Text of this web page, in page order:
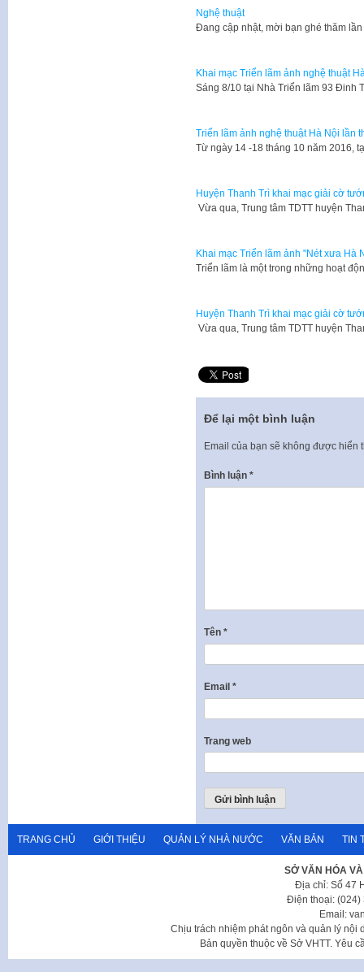
Nghệ thuật
​Đang cập nhật, mời bạn ghé thăm lần
Khai mạc Triển lãm ảnh nghệ thuật
​Sáng 8/10 tại Nhà Triển lãm 93 Đinh
Triển lãm ảnh nghệ thuật Hà Nội lần
Từ ngày 14 -18 tháng 10 năm 2016,
Huyện Thanh Trì khai mạc giải cờ
Vừa qua, Trung tâm TDTT huyện
Khai mạc Triển lãm ảnh "Nét xưa Hà
Triển lãm là một trong những hoạt
Huyện Thanh Trì khai mạc giải cờ
Vừa qua, Trung tâm TDTT huyện
Để lại một bình luận
Email của bạn sẽ không được hiển
Bình luận *
Tên *
Email *
Trang web
TRANG CHỦ GIỚI THIỆU QUẢN LÝ NHÀ NƯỚC VĂN BẢN TIN
SỞ VĂN HÓA
Địa chỉ: Số 47
Điện thoại: (024)
Email:
Chịu trách nhiệm phát ngôn và quản lý nội
Bản quyền thuộc về Sở VHTT. Yêu